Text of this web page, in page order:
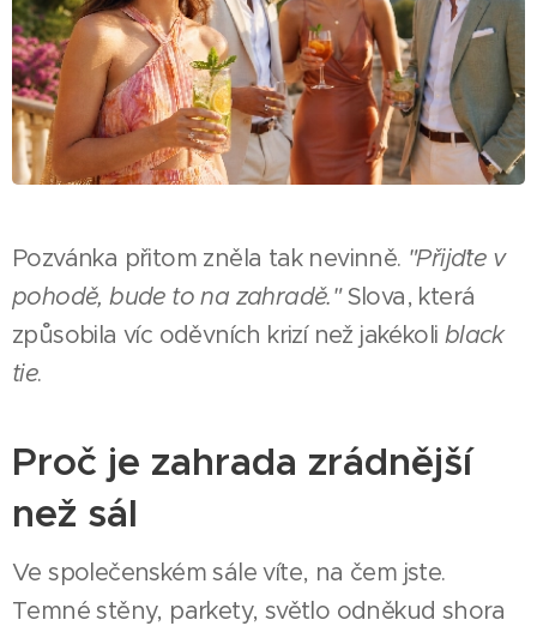
Pozvánka přitom zněla tak nevinně. "Přijďte v
pohodě, bude to na zahradě."Slova, která
způsobila víc oděvních krizí než jakékoli black
tie.
Proč je zahrada zrádnější
než sál
Ve společenském sále víte, na čem jste.
Temné stěny, parkety, světlo odněkud shora